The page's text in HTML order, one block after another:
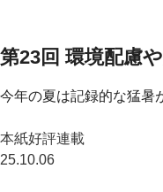
第23回 環境配慮
今年の夏は記録的な猛暑
本紙好評連載
25.10.06